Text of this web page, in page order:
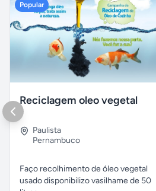
Popular
Reciclagem oleo vegetal
Paulista
Pernambuco
Faço recolhimento de óleo vegetal
usado disponibilizo vasilhame de 50